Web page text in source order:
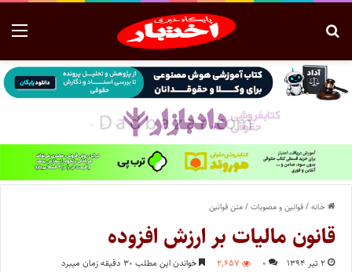
خانه/قوانین و مصوبات/متن قوانین
قانون مالیات بر ارزش افزوده
۲ تیر ۱۳۹۴ ۰ ۲,۶۵۷ خواندن این مطلب ۳۰ دقیقه زمان میبرد